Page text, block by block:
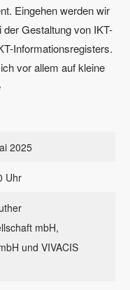
Eingehen werden wir
der Gestaltung von IKT-
Informationsregisters.
vor allem auf kleine
2025
Uhr
mbH,
und VIVACIS